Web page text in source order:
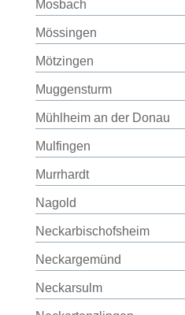
Mosbach
Mössingen
Mötzingen
Muggensturm
Mühlheim an der Donau
Mulfingen
Murrhardt
Nagold
Neckarbischofsheim
Neckargemünd
Neckarsulm